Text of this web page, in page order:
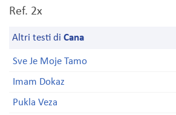
Ref. 2x
Altri testi di Cana
Sve Je Moje Tamo
Imam Dokaz
Pukla Veza